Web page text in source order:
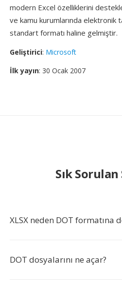
modern Excel özelliklerini
ve kamu kurumlarında elektronik
standart formatı haline gelmiştir.
Geliştirici: Microsoft
İlk yayın: 30 Ocak 2007
Sık
XLSX neden DOT formatına
DOT dosyalarını ne açar?